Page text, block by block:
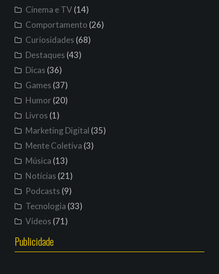
Cinema e TV(14)
Comportamento (26)
Curiosidades (68)
Destaques (43)
Dicas (36)
Games (37)
Humor (20)
Livros (1)
Marketing Digital (35)
Mente Coletiva (3)
Música (13)
Notícias (21)
Podcasts (9)
Tecnologia (33)
Vídeos (71)
Publicidade